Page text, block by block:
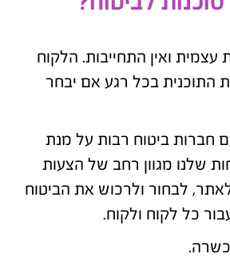
עצמית ואין התחייבות. הלקוח
התוכנית בכל רגע אם יבחר
חברות ביטוח רבות על מנת
שלנו מגוון רחב של הצעות
לבחור ולרכוש את הביטוח
כל לקוח ולקוח.